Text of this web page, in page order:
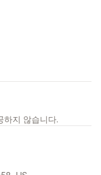
하지 않습니다.